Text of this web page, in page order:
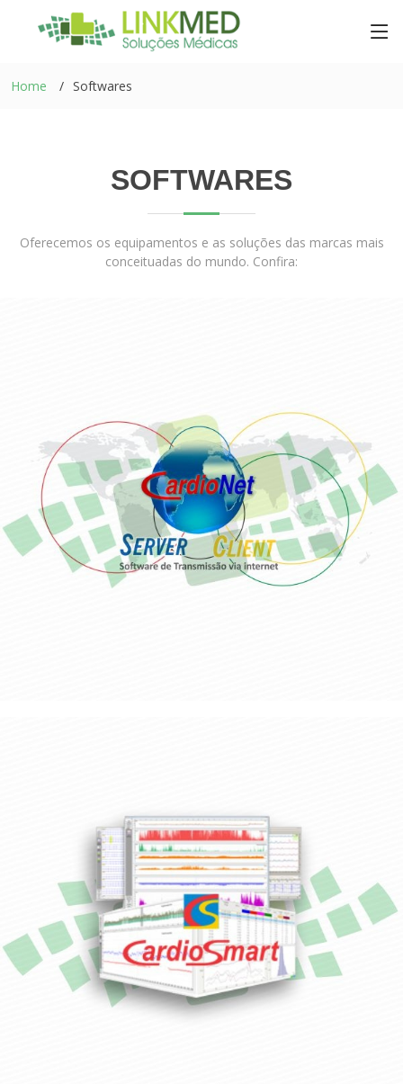
Home Softwares
SOFTWARES
Oferecemos os equipamentos e as soluções das marcas mais
conceituadas do mundo. Confira: